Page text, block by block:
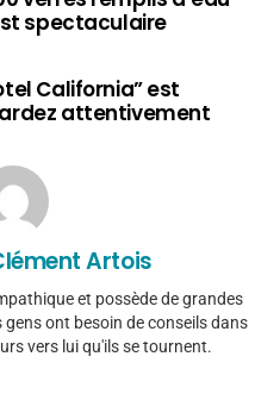
spectaculaire
California” est
attentivement
Artois
et possède de grandes
ont besoin de conseils dans
vers lui qu'ils se tournent.